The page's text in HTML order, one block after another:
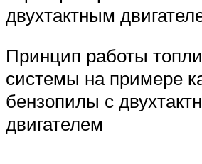
двухтактным
Принцип работы
системы на примере
бензопилы с
двигателем